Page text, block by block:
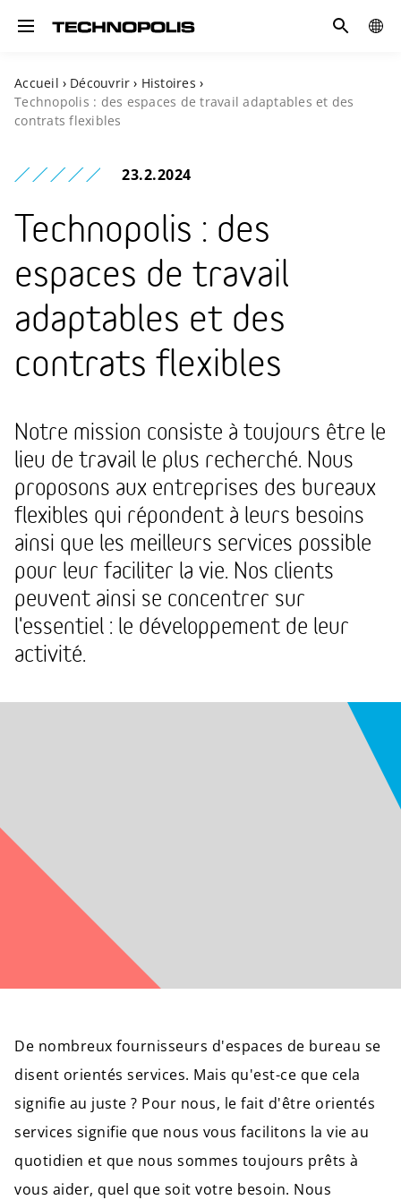
Toggle navigation
Accueil › Découvrir › Histoires ›
Technopolis : des espaces de travail adaptables et des
contrats flexibles
23.2.2024
Technopolis : des
espaces de travail
adaptables et des
contrats flexibles
Notre mission consiste à toujours être le
lieu de travail le plus recherché. Nous
proposons aux entreprises des bureaux
flexibles qui répondent à leurs besoins
ainsi que les meilleurs services possible
pour leur faciliter la vie. Nos clients
peuvent ainsi se concentrer sur
l'essentiel : le développement de leur
activité.
De nombreux fournisseurs d'espaces de bureau se
disent orientés services. Mais qu'est-ce que cela
signifie au juste ? Pour nous, le fait d'être orientés
services signifie que nous vous facilitons la vie au
quotidien et que nous sommes toujours prêts à
vous aider, quel que soit votre besoin. Nous